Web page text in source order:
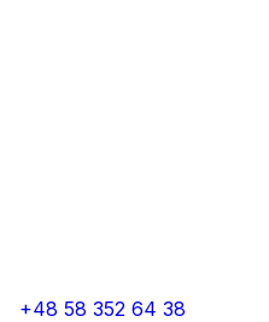
+48 58 352 64 38